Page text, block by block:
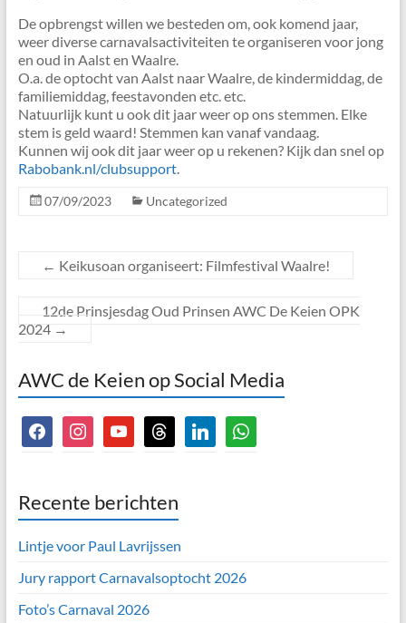
De opbrengst willen we besteden om, ook komend jaar,
weer diverse carnavalsactiviteiten te organiseren voor jong
en oud in Aalst en Waalre.
O.a. de optocht van Aalst naar Waalre, de kindermiddag, de
familiemiddag, feestavonden etc. etc.
Natuurlijk kunt u ook dit jaar weer op ons stemmen. Elke
stem is geld waard! Stemmen kan vanaf vandaag.
Kunnen wij ook dit jaar weer op u rekenen? Kijk dan snel op
Rabobank.nl/clubsupport.
07/09/2023 Uncategorized
← Keikusoan organiseert: Filmfestival Waalre!
12de Prinsjesdag Oud Prinsen AWC De Keien OPK
2024 →
AWC de Keien op Social Media
facebookinstagramyoutubethreads linkedinwhatsapp
Recente berichten
Lintje voor Paul Lavrijssen
Jury rapport Carnavalsoptocht 2026
Foto’s Carnaval 2026